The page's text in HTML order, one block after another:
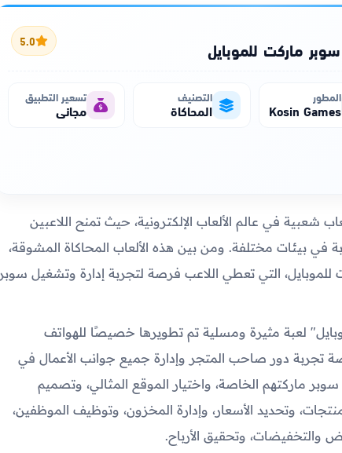
ماركت للموبايل 5.0
المطور
Kosin Games
التصنيف
المحاكاة
تسعير التطبيق
مجاني
شعبية في عالم الألعاب الإلكترونية، حيث تمنح اللاعبين
في بيئات مختلفة. ومن بين هذه الألعاب المحاكاة المشوقة،
التي تعطي اللاعب فرصة لتجربة إدارة وتشغيل سوبر
لعبة مثيرة ومسلية تم تطويرها خصيصًا للهواتف
تجربة دور صاحب المتجر وإدارة جميع جوانب الأعمال في
ماركتهم الخاصة، واختيار الموقع المثالي، وتصميم
وتحديد الأسعار، وإدارة المخزون، وتوظيف الموظفين،
والتخفيضات، وتحقيق الأرباح.